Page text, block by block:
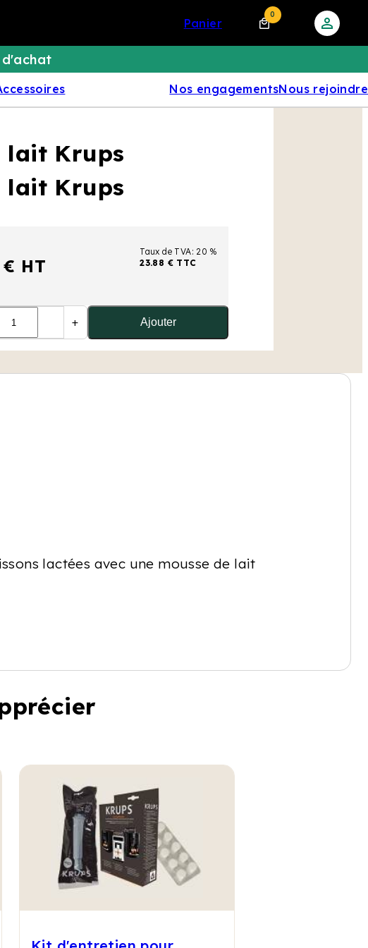
panier
0
d'achat
Nos engagementsNous rejoindre
lait Krups
lait Krups
HT
Taux de TVA: 20 %
23.88 € TTC
+ Ajouter
lactées avec une mousse de lait